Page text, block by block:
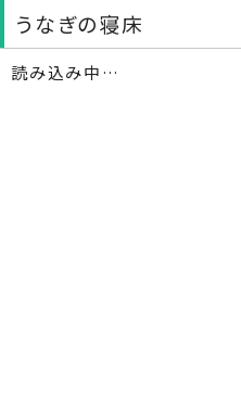
うなぎの寝床
読み込み中…